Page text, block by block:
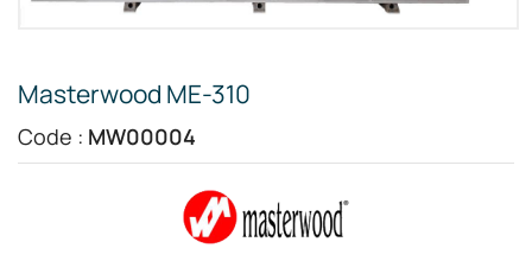
Masterwood ME-310
Code : MW00004